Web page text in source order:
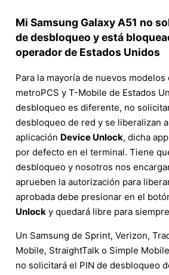
Mi Samsung Galaxy A51 no
de desbloqueo y está
operador de Estados Unidos
Para la mayoría de nuevos modelos
metroPCS y T-Mobile de Estados
desbloqueo es diferente, no
desbloqueo de red y se liberalizan
aplicación Device Unlock, dicha
por defecto en el terminal. Tiene
desbloqueo y nosotros nos
aprueben la autorización para
aprobada debe presionar en el
Unlock y quedará libre para
Un Samsung de Sprint, Verizon,
Mobile, StraightTalk o Simple
no solicitará el PIN de desbloqueo